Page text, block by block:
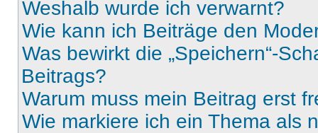
Weshalb wurde ich verwarnt?
Wie kann ich Beiträge den
Was bewirkt die „Speichern“-
Beitrags?
Warum muss mein Beitrag erst
Wie markiere ich ein Thema als